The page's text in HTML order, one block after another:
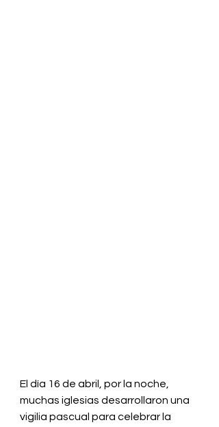
El día 16 de abril, por la noche,
muchas iglesias desarrollaron una
vigilia pascual para celebrar la